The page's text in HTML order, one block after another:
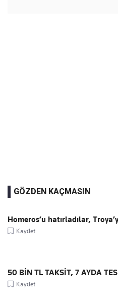
GÖZDEN KAÇMASIN
Homeros’u hatırladılar,
Kaydet
50 BİN TL TAKSİT, 7 AYDA
Kaydet